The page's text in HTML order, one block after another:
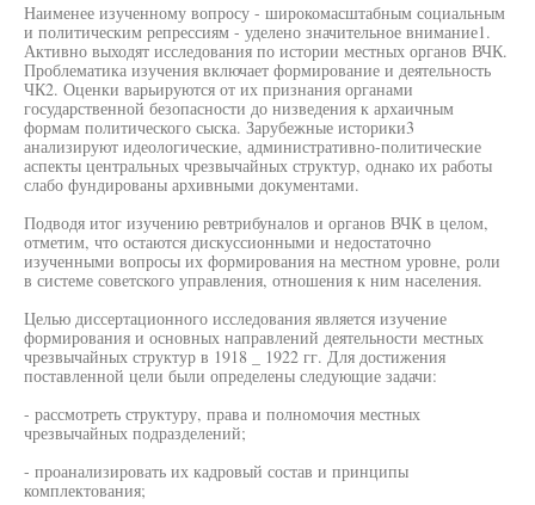
Наименее изученному вопросу - широкомасштабным социальным
и политическим репрессиям - уделено значительное внимание1.
Активно выходят исследования по истории местных органов ВЧК.
Проблематика изучения включает формирование и деятельность
ЧК2. Оценки варьируются от их признания органами
государственной безопасности до низведения к архаичным
формам политического сыска. Зарубежные историки3
анализируют идеологические, административно-политические
аспекты центральных чрезвычайных структур, однако их работы
слабо фундированы архивными документами.
Подводя итог изучению ревтрибуналов и органов ВЧК в целом,
отметим, что остаются дискуссионными и недостаточно
изученными вопросы их формирования на местном уровне, роли
в системе советского управления, отношения к ним населения.
Целью диссертационного исследования является изучение
формирования и основных направлений деятельности местных
чрезвычайных структур в 1918 _ 1922 гг. Для достижения
поставленной цели были определены следующие задачи:
- рассмотреть структуру, права и полномочия местных
чрезвычайных подразделений;
- проанализировать их кадровый состав и принципы
комплектования;